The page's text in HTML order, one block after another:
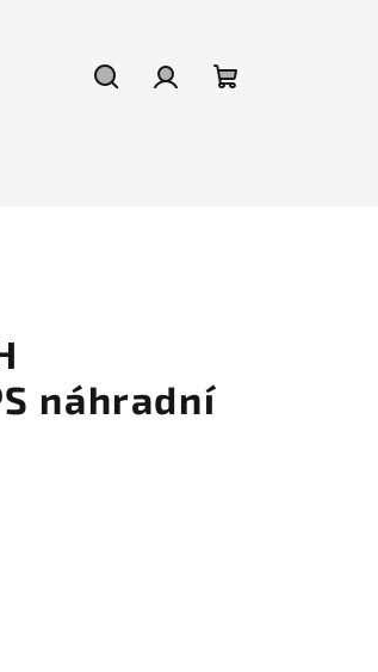
náhradní